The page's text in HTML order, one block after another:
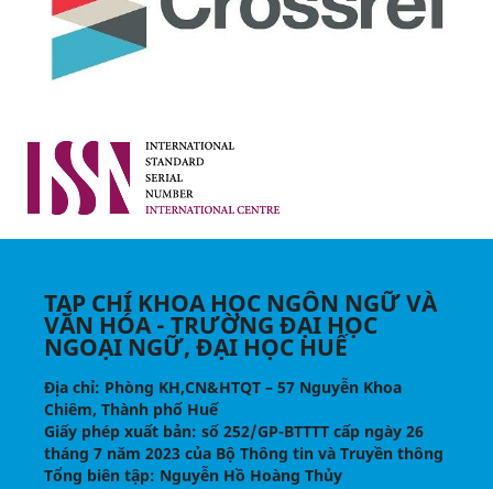
TẠP CHÍ KHOA HỌC NGÔN NGỮ VÀ
VĂN HÓA - TRƯỜNG ĐẠI HỌC
NGOẠI NGỮ, ĐẠI HỌC HUẾ
Địa chỉ: Phòng KH,CN&HTQT – 57 Nguyễn Khoa
Chiêm, Thành phố Huế
Giấy phép xuất bản: số 252/GP-BTTTT cấp ngày 26
tháng 7 năm 2023 của Bộ Thông tin và Truyền thông
Tổng biên tập: Nguyễn Hồ Hoàng Thủy